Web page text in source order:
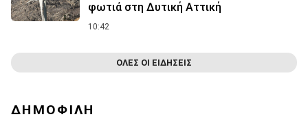
φωτιά στη Δυτική Αττική
10:42
ΟΛΕΣ ΟΙ ΕΙΔΗΣΕΙΣ
ΔΗΜΟΦΙΛΗ